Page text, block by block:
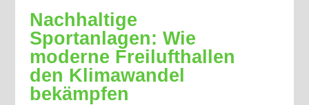
Nachhaltige
Sportanlagen: Wie
moderne Freilufthallen
den Klimawandel
bekämpfen